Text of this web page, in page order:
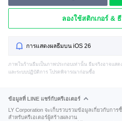
ลองใช้สติกเกอร์ &
การแสดงผลธีมบน iOS 26
ภาพในร้านธีมเป็นภาพประกอบเท่านั้น ธีมจริงอาจแส
และระบบปฏิบัติการ โปรดพิจารณาก่อนซื้อ
ข้อมูลที่ LINE แชร์กับครีเอเตอร์
LY Corporation จะเก็บรวบรวมข้อมูลเกี่ยวกับกา
สำหรับครีเอเตอร์ผู้สร้างผลงาน